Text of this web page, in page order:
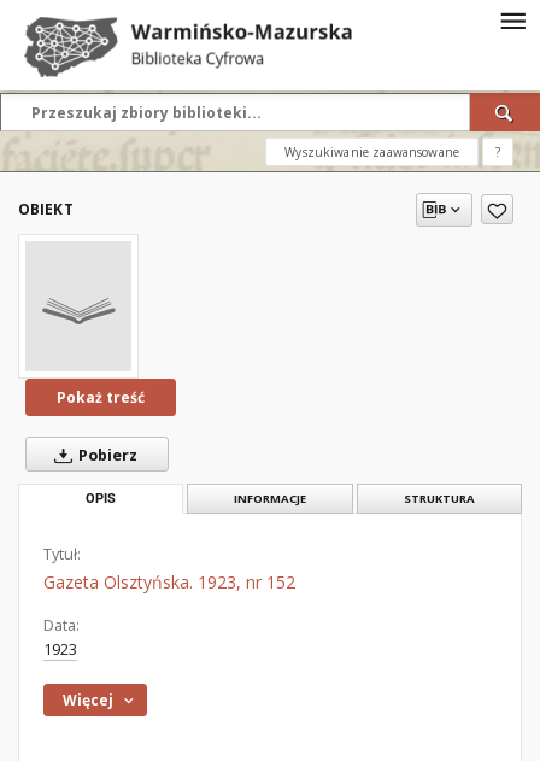
Wyszukiwanie zaawansowane ?
OBIEKT
Pokaż treść
Pobierz
OPIS INFORMACJE STRUKTURA
Tytuł:
Gazeta Olsztyńska. 1923, nr 152
Data:
1923
Więcej